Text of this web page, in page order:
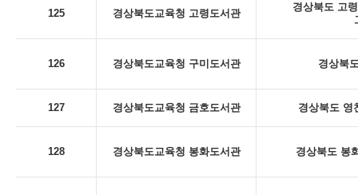
125 경상북도교육청 고령도서관
경상북도 고
126 경상북도교육청 구미도서관 경상북
127 경상북도교육청 금호도서관 경상북도 영
128 경상북도교육청 봉화도서관 경상북도 봉